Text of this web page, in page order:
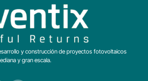
y construcción de proyectos fotovoltaicos
y gran escala.